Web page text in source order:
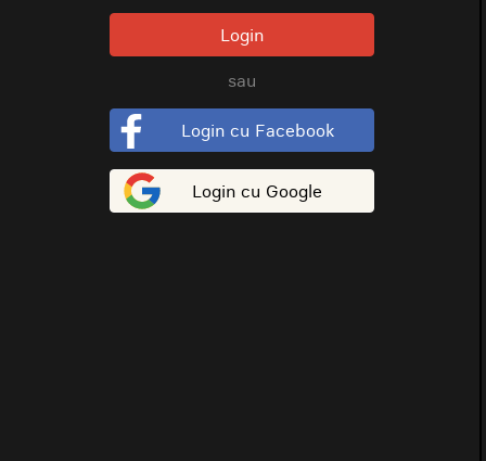
Login
sau
Login cu Facebook
Login cu Google